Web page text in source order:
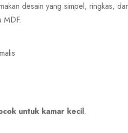
desain yang simpel, ringkas,
MDF.
untuk kamar kecil.